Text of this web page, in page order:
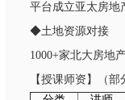
平台成立亚太房地
◆土地资源对接
1000+家北大房地
【授课师资】（部